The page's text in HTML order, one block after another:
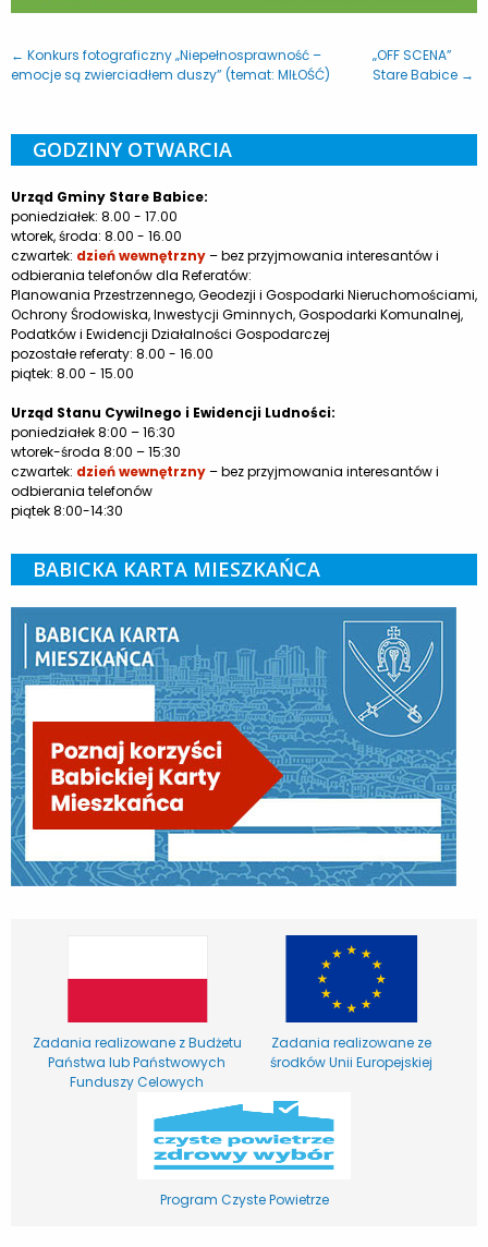
← Konkurs fotograficzny „Niepełnosprawność –
emocje są zwierciadłem duszy” (temat: MIŁOŚĆ)
„OFF SCENA”
Stare Babice →
GODZINY OTWARCIA
Urząd Gminy Stare Babice:
poniedziałek: 8.00 - 17.00
wtorek, środa: 8.00 - 16.00
czwartek: dzień wewnętrzny– bez przyjmowania interesantów i
odbierania telefonów dla Referatów:
Planowania Przestrzennego, Geodezji i Gospodarki Nieruchomościami,
Ochrony Środowiska, Inwestycji Gminnych, Gospodarki Komunalnej,
Podatków i Ewidencji Działalności Gospodarczej
pozostałe referaty: 8.00 - 16.00
piątek: 8.00 - 15.00
Urząd Stanu Cywilnego i Ewidencji Ludności:
poniedziałek 8:00 – 16:30
wtorek-środa 8:00 – 15:30
czwartek: dzień wewnętrzny– bez przyjmowania interesantów i
odbierania telefonów
piątek 8:00-14:30
BABICKA KARTA MIESZKAŃCA
Zadania realizowane z Budżetu
Państwa lub Państwowych
Funduszy Celowych
Zadania realizowane ze
środków Unii Europejskiej
Program Czyste Powietrze